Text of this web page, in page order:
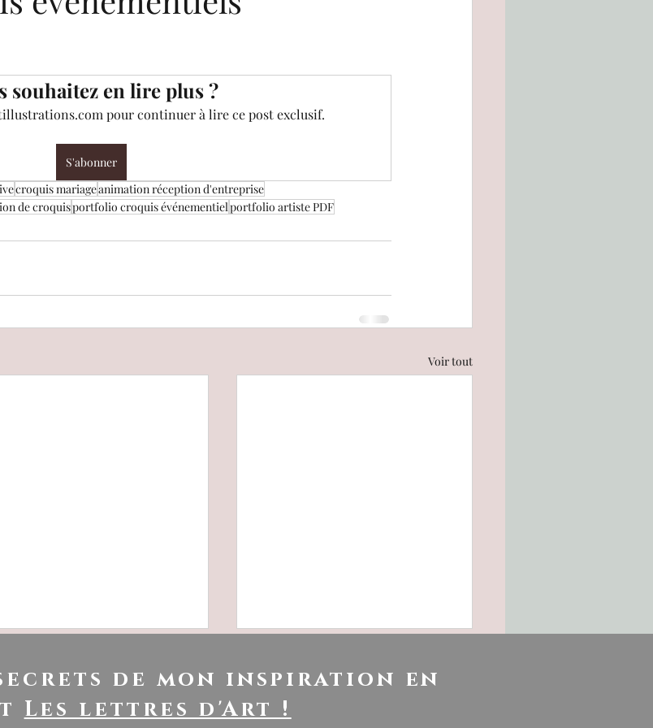
Surprise Dates disponibles Bee-Book
artistes : accès libre
souhaitez en lire plus ?
pour continuer à lire ce post exclusif.
S'abonner
croquis mariageanimation réception d'entreprise
de croquisportfolio croquis événementielportfolio artiste PDF
Voir tout
de mon inspiration en
Les lettres d'Art !